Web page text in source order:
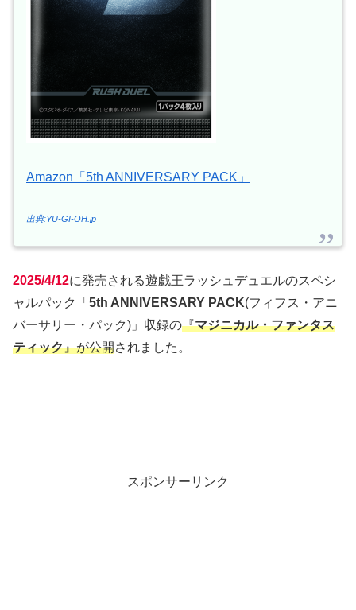
Amazon「5th ANNIVERSARY PACK」
出典:YU-GI-OH.jp
2025/4/12に発売される遊戯王ラッシュデュエルのスペシ
ャルパック「 5th ANNIVERSARY PACK(フィフス・アニ
バーサリー・パック)」収録の『マジニカル・ファンタス
ティック』が公開されました。
スポンサーリンク